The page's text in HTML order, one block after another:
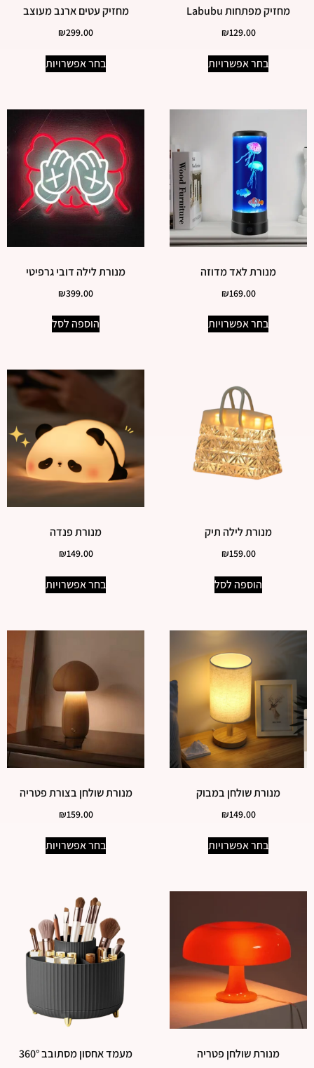
מחזיק מפתחות Labubu
₪129.00
בחר אפשרויות
מחזיק עטים ארנב מעוצב
₪299.00
בחר אפשרויות
מנורת לאד מדוזה
₪169.00
בחר אפשרויות
מנורת לילה דובי גרפיטי
₪399.00
הוספה לסל
מנורת לילה תיק
₪159.00
הוספה לסל
מנורת פנדה
₪149.00
בחר אפשרויות
מנורת שולחן במבוק
₪149.00
בחר אפשרויות
מנורת שולחן בצורת פטריה
₪159.00
בחר אפשרויות
מנורת שולחן פטריה מעמד אחסון מסתובב 360°